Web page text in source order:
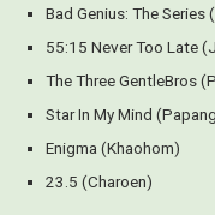
Bad Genius: The Series
55:15 Never Too Late
The Three GentleBros
Star In My Mind
Enigma (Khaohom)
23.5 (Charoen)